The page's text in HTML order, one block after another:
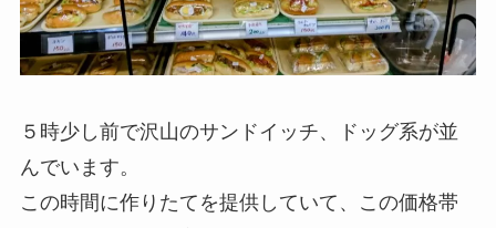
５時少し前で沢山のサンドイッチ、ドッグ系が並
んでいます。
この時間に作りたてを提供していて、この価格帯